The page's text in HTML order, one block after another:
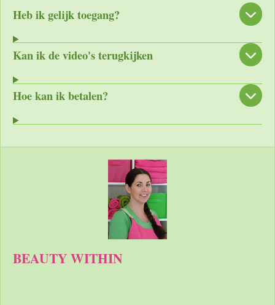
Heb ik gelijk toegang?
Kan ik de video's terugkijken
Hoe kan ik betalen?
BEAUTY WITHIN